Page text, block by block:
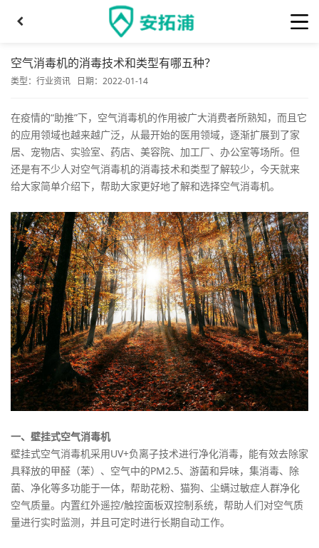
空气消毒机的消毒技术和类型有哪五种？
类型： 行业资讯 日期：2022-01-14
在疫情的“助推”下，空气消毒机的作用被广大消费者所熟知，而且它
的应用领域也越来越广泛，从最开始的医用领域，逐渐扩展到了家
居、宠物店、实验室、药店、美容院、加工厂、办公室等场所。但
还是有不少人对空气消毒机的消毒技术和类型了解较少，今天就来
给大家简单介绍下，帮助大家更好地了解和选择空气消毒机。
一、壁挂式空气消毒机
壁挂式空气消毒机采用UV+负离子技术进行净化消毒，能有效去除家
具释放的甲醛（苯）、空气中的PM2.5、游菌和异味，集消毒、除
菌、净化等多功能于一体，帮助花粉、猫狗、尘螨过敏症人群净化
空气质量。内置红外遥控/触控面板双控制系统，帮助人们对空气质
量进行实时监测，并且可定时进行长期自动工作。